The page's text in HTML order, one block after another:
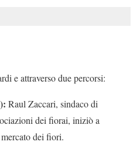
e attraverso due percorsi:
Raul Zaccari, sindaco di
dei fiorai, iniziò a
dei fiori.